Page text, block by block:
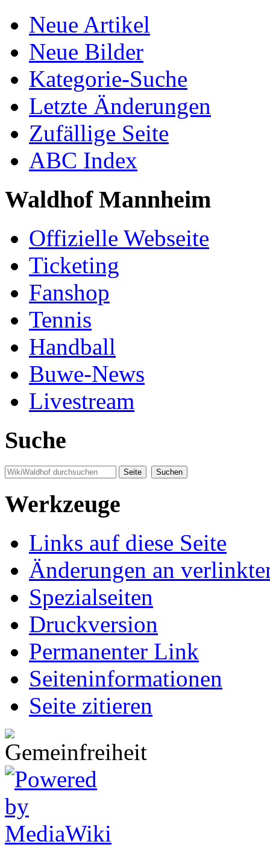
Neue Artikel
Neue Bilder
Kategorie-Suche
Letzte Änderungen
Zufällige Seite
ABC Index
Waldhof Mannheim
Offizielle Webseite
Ticketing
Fanshop
Tennis
Handball
Buwe-News
Livestream
Suche
Werkzeuge
Links auf diese Seite
Änderungen an
Spezialseiten
Druckversion
Permanenter Link
Seiten­informationen
Seite zitieren